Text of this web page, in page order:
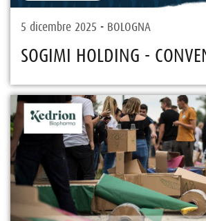
5 dicembre 2025 - BOLOGNA
SOGIMI HOLDING -